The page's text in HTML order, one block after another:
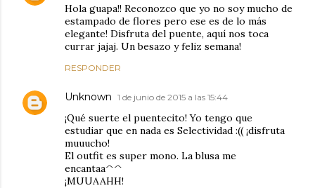
Hola guapa!! Reconozco que yo no soy mucho de
estampado de flores pero ese es de lo más
elegante! Disfruta del puente, aquí nos toca
currar jajaj. Un besazo y feliz semana!
RESPONDER
Unknown 1 de junio de 2015 a las 15:44
¡Qué suerte el puentecito! Yo tengo que
estudiar que en nada es Selectividad :(( ¡disfruta
muuucho!
El outfit es super mono. La blusa me
encantaa^^
¡MUUAAHH!